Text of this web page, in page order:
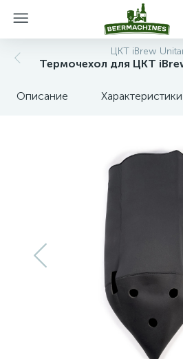
ЦКТ iBrew
Термочехол для ЦКТ
Описание Характеристики